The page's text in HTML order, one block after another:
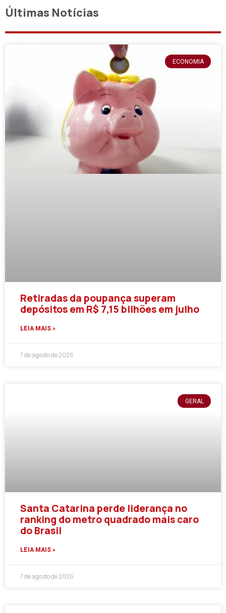
Últimas Notícias
ECONOMIA
Retiradas da poupança superam
depósitos em R$ 7,15 bilhões em julho
LEIA MAIS »
7 de agosto de 2026
GERAL
Santa Catarina perde liderança no
ranking do metro quadrado mais caro
do Brasil
LEIA MAIS »
7 de agosto de 2026